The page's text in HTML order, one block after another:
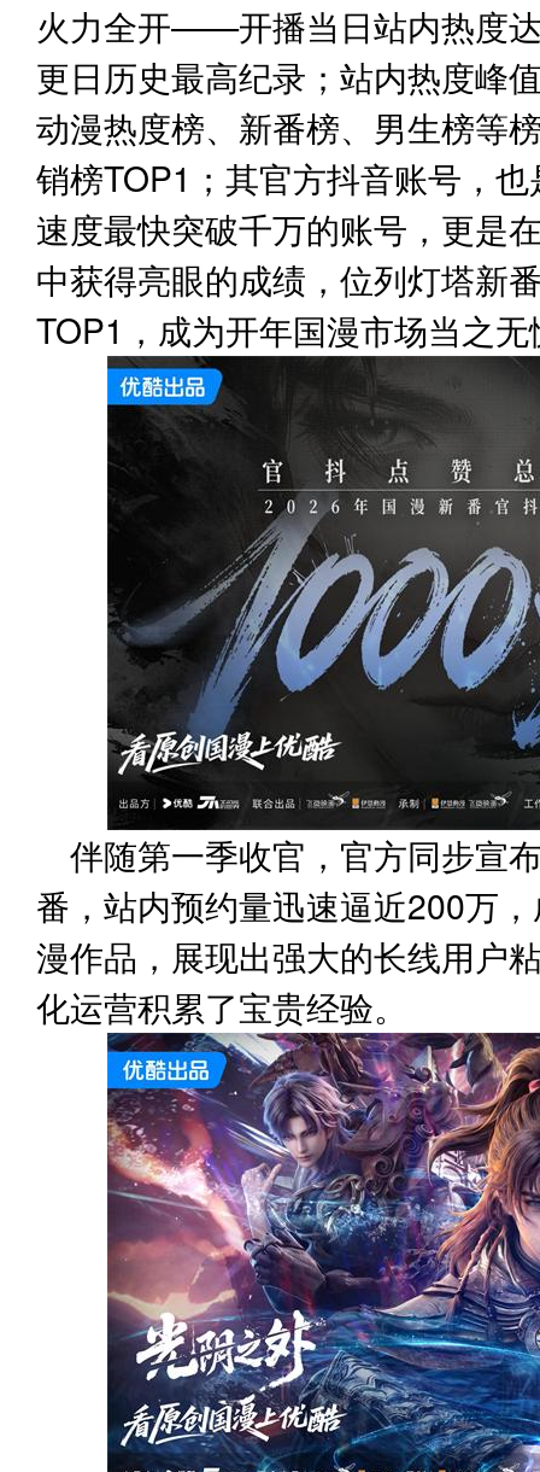
火力全开——开播当日站内热度
更日历史最高纪录；站内热度峰
动漫热度榜、新番榜、男生榜等
销榜TOP1；其官方抖音账号，
速度最快突破千万的账号，更是
中获得亮眼的成绩，位列灯塔新
TOP1，成为开年国漫市场当之无
伴随第一季收官，官方同步宣
番，站内预约量迅速逼近200万
漫作品，展现出强大的长线用户
化运营积累了宝贵经验。